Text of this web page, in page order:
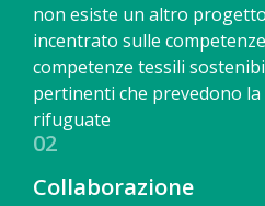
non esiste un altro
incentrato sulle
competenze tessili
pertinenti che prevedono
rifuguate
02
Collaborazione